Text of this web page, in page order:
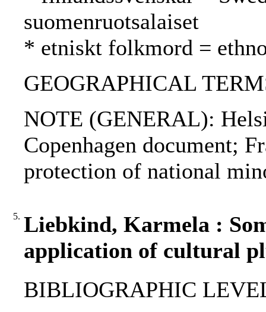
suomenruotsalaiset
* etniskt folkmord =
GEOGRAPHICAL
NOTE (GENERAL):
Copenhagen document;
protection of national
5. Liebkind, Karmela :
application of cultural
BIBLIOGRAPHIC